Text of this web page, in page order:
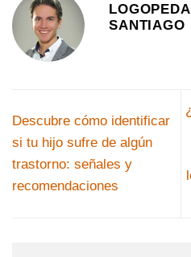
SANTIAGO
Descubre cómo identificar
si tu hijo sufre de algún
trastorno: señales y
recomendaciones